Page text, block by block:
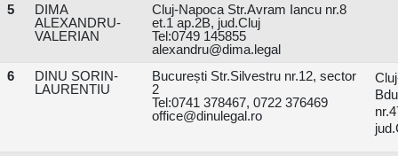
5
DIMA
ALEXANDRU-
VALERIAN
Cluj-Napoca Str.Avram Iancu nr.8
et.1 ap.2B, jud.Cluj
Tel:0749 145855
alexandru@dima.legal
6
DINU SORIN-
LAURENTIU
București Str.Silvestru nr.12, sector
2
Tel:0741 378467, 0722 376469
office@dinulegal.ro